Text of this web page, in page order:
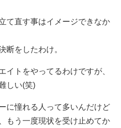
て直す事はイメージできなか
断をしたわけ。
イトをやってるわけですが、
しい(笑)
に憧れる人って多いんだけど
もう一度現状を受け止めてか